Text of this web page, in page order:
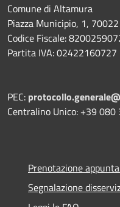
Comune di Altamura
Piazza Municipio, 1,
Codice Fiscale:
Partita IVA: 02422160727
PEC:
Centralino Unico: +39 080
Prenotazione
Segnalazione